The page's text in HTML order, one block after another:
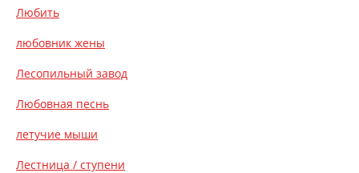
Любить
любовник жены
Лесопильный завод
Любовная песнь
летучие мыши
Лестница / ступени